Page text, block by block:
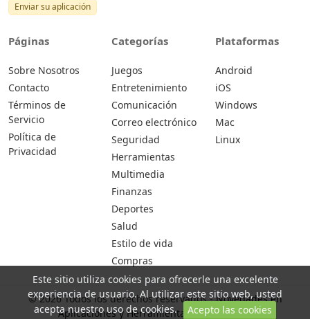
Enviar su aplicación
Páginas
Sobre Nosotros
Contacto
Términos de
Servicio
Política de
Privacidad
Categorías
Juegos
Entretenimiento
Comunicación
Correo electrónico
Seguridad
Herramientas
Multimedia
Finanzas
Deportes
Salud
Estilo de vida
Compras
Plataformas
Android
iOS
Windows
Mac
Linux
© 2026 Todos los derechos reservados -Novedades en
Aplicaciones y Herramientas | ocodu.com
Este sitio utiliza cookies para ofrecerle una excelente
experiencia de usuario. Al utilizar este sitio web, usted
acepta nuestro uso de cookies. Acepto las cookies